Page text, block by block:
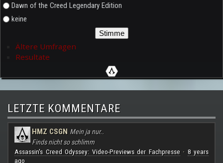
Dawn of the Creed Legendary Edition
keine
Ältere Umfragen
Resultate
LETZTE KOMMENTARE
HMZ CSGN Mein ja nur..
Finds nicht so schlimm
Assassin's Creed Odyssey: Video-Previews der Fachpresse· 8 years
ago